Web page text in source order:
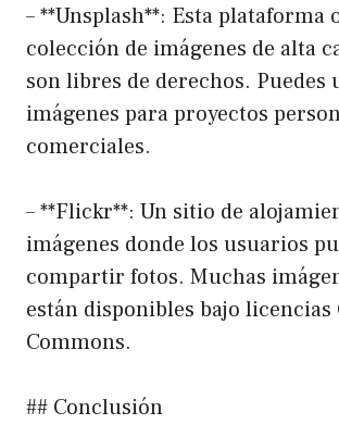
– **Unsplash**: Esta plataforma
colección de imágenes de alta
son libres de derechos. Puedes
imágenes para proyectos
comerciales.
– **Flickr**: Un sitio de
imágenes donde los usuarios
compartir fotos. Muchas
están disponibles bajo licencias
Commons.
## Conclusión